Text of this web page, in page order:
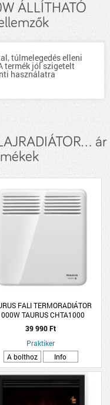
ÁLLÍTHATÓ
túlmelegedés elleni
termék jól szigetelt
használatra
ár
FALI TERMORADIÁTOR
TAURUS CHTA1000
39 990 Ft
Praktiker
A bolthoz
Info